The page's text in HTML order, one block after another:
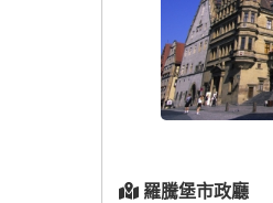
羅騰堡市政廳